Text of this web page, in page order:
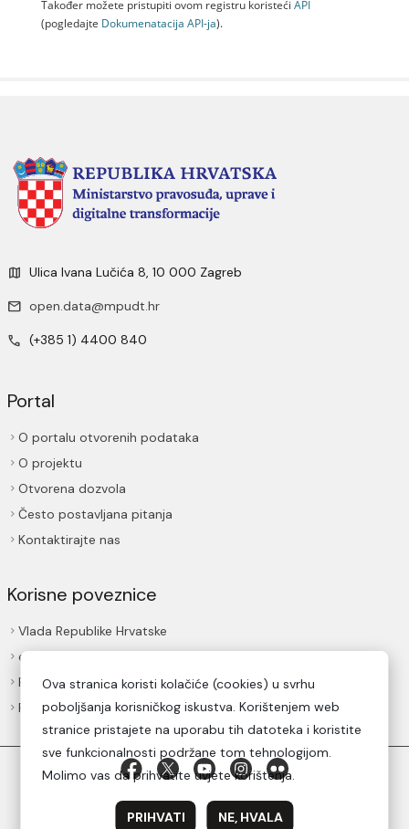
Također možete pristupiti ovom registru koristeći API
(pogledajte Dokumenаtаcijа API-jа).